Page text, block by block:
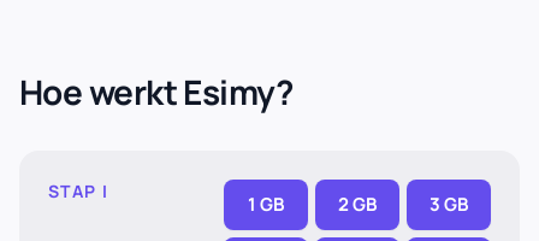
Hoe werkt Esimy?
STAP I
1 GB 2 GB 3 GB